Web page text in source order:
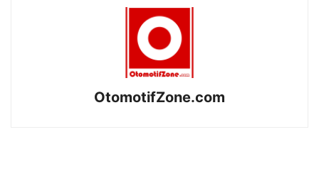
OtomotifZone.com